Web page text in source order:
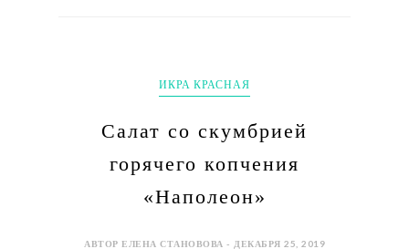
ИКРА КРАСНАЯ
Салат со скумбрией
горячего копчения
«Наполеон»
АВТОР ЕЛЕНА СТАНОВОВА - ДЕКАБРЯ 25, 2019